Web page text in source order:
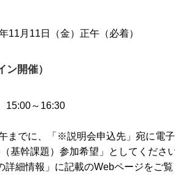
11月11日（金）正午（必着）
開催）
15:00～16:30
までに、「※説明会申込先」宛に電
基幹課題）参加希望」としてください
細情報」に記載のWebページをご覧